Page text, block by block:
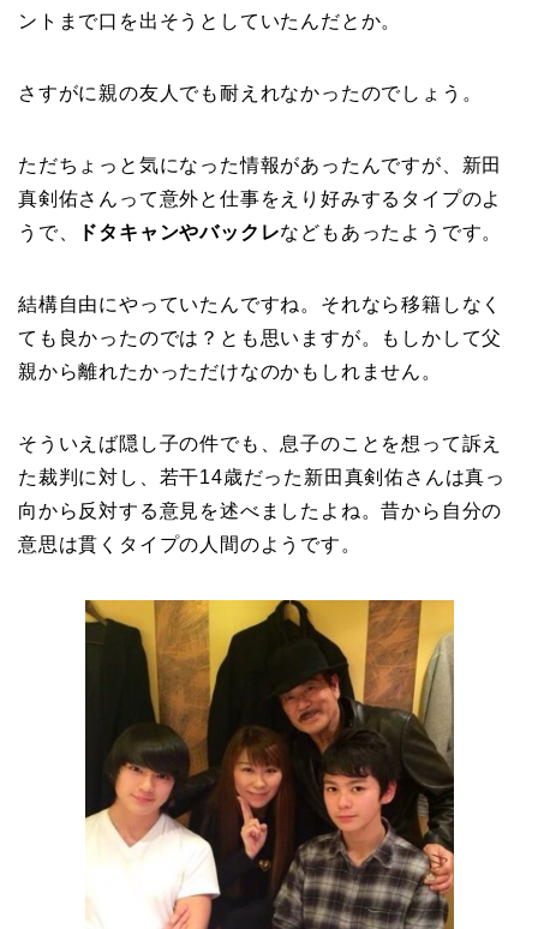
ントまで口を出そうとしていたんだとか。
さすがに親の友人でも耐えれなかったのでしょう。
ただちょっと気になった情報があったんですが、新田
真剣佑さんって意外と仕事をえり好みするタイプのよ
うで、
ドタキャンやバックレなどもあったようです。
結構自由にやっていたんですね。それなら移籍しなく
ても良かったのでは？とも思いますが。もしかして父
親から離れたかっただけなのかもしれません。
そういえば隠し子の件でも、息子のことを想って訴え
た裁判に対し、若干14歳だった新田真剣佑さんは真っ
向から反対する意見を述べましたよね。昔から自分の
意思は貫くタイプの人間のようです。